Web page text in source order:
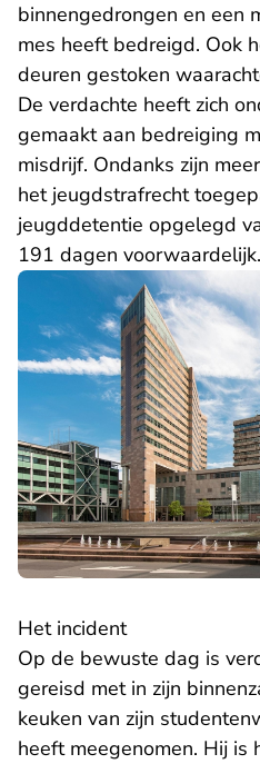
binnengedrongen en een
mes heeft bedreigd. Ook
deuren gestoken
De verdachte heeft zich
gemaakt aan bedreiging
misdrijf. Ondanks zijn
het jeugdstrafrecht
jeugddetentie opgelegd
191 dagen voorwaardelijk.
Het incident
Op de bewuste dag is
gereisd met in zijn
keuken van zijn
heeft meegenomen. Hij is